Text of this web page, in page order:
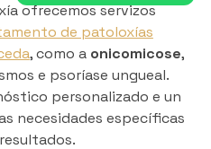
ofrecemos servizos
de patoloxías
, como a onicomicose,
e psoríase ungueal.
personalizado e un
necesidades específicas